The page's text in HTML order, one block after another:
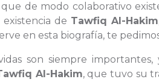
de modo colaborativo
de Tawfiq Al-Hakim
en esta biografía, te
son siempre
Al-Hakim, que tuvo su